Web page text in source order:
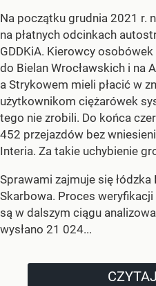
Na początku grudnia 2021 r.
na płatnych odcinkach
GDDKiA. Kierowcy
do Bielan Wrocławskich i na
a Strykowem mieli płacić w
użytkownikom ciężarówek
tego nie zrobili. Do końca
452 przejazdów bez
Interia. Za takie uchybienie
Sprawami zajmuje się
Skarbowa. Proces weryfikacji
są w dalszym ciągu
wysłano 21 024...